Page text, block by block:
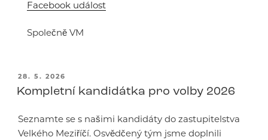
Facebook událost
Společně VM
PUBLIKOVÁNO
28. 5. 2026
Kompletní kandidátka pro volby 2026
Seznamte se s našimi kandidáty do zastupitelstva
Velkého Meziříčí. Osvědčený tým jsme doplnili